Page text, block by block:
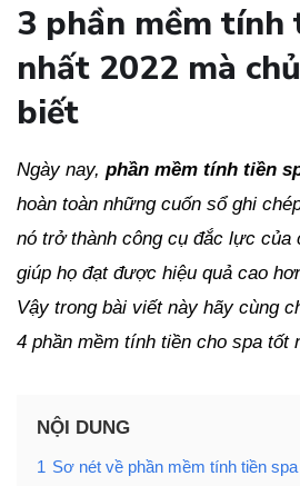
3 phần mềm
nhất 2022 mà
biết
Ngày nay, phần mềm tính tiền
hoàn toàn những cuốn sổ ghi
nó trở thành công cụ đắc lực của
giúp họ đạt được hiệu quả cao
Vậy trong bài viết này hãy cùng
4 phần mềm tính tiền cho spa tốt
NỘI DUNG
1 Sơ nét về phần mềm tính tiền